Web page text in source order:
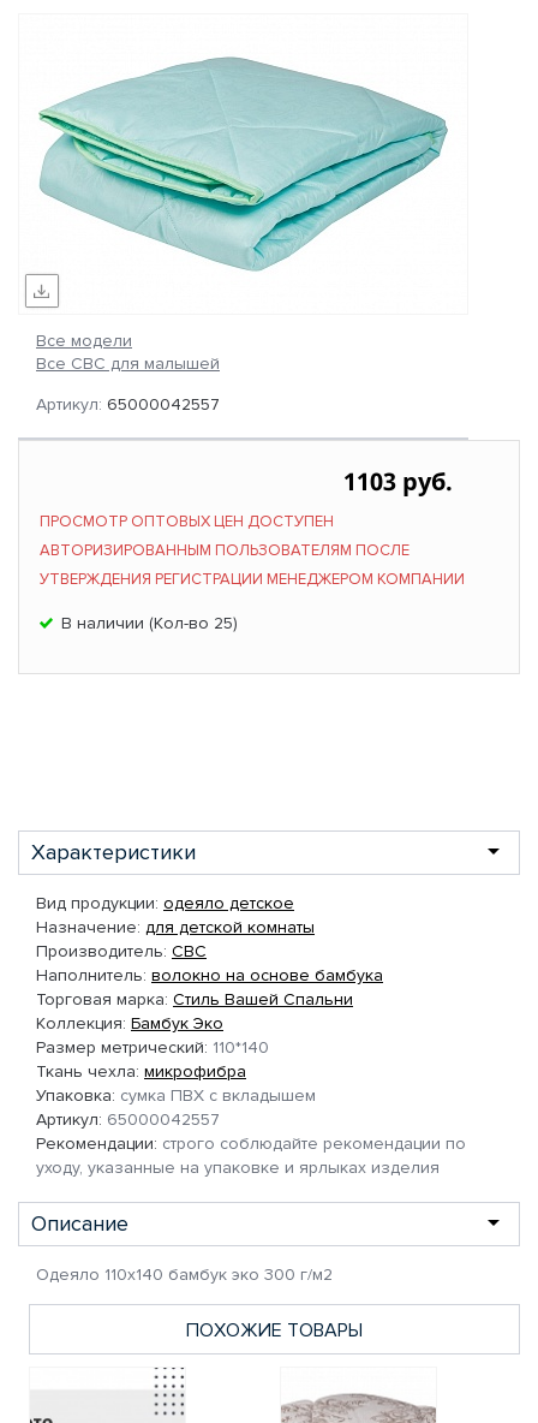
Все модели
Все СВС для малышей
Артикул: 65000042557
1103 руб.
ПРОСМОТР ОПТОВЫХ ЦЕН ДОСТУПЕН
АВТОРИЗИРОВАННЫМ ПОЛЬЗОВАТЕЛЯМ ПОСЛЕ
УТВЕРЖДЕНИЯ РЕГИСТРАЦИИ МЕНЕДЖЕРОМ КОМПАНИИ
В наличии (Кол-во 25)
Характеристики
Вид продукции: одеяло детское
Назначение: для детской комнаты
Производитель: СВС
Наполнитель: волокно на основе бамбука
Торговая марка: Стиль Вашей Спальни
Коллекция: Бамбук Эко
Размер метрический: 110*140
Ткань чехла: микрофибра
Упаковка: сумка ПВХ с вкладышем
Артикул: 65000042557
Рекомендации: строго соблюдайте рекомендации по
уходу, указанные на упаковке и ярлыках изделия
Описание
Одеяло 110х140 бамбук эко 300 г/м2
ПОХОЖИЕ ТОВАРЫ